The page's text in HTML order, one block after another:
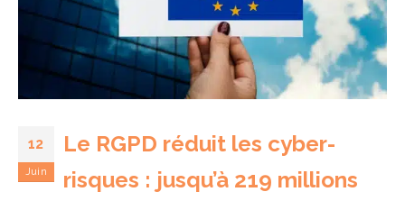
12
Juin
Le RGPD réduit les cyber-
risques : jusqu’à 219 millions